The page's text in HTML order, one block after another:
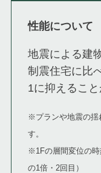
性能について
地震による建
制震住宅に比
1に抑えること
※プランや地震の揺
す。
※1Fの層間変位の時
の1倍・2回目）